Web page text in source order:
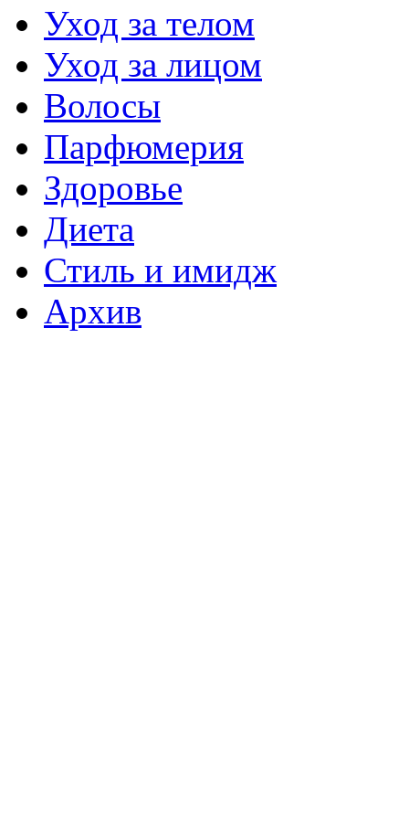
Уход за телом
Уход за лицом
Волосы
Парфюмерия
Здоровье
Диета
Стиль и имидж
Архив